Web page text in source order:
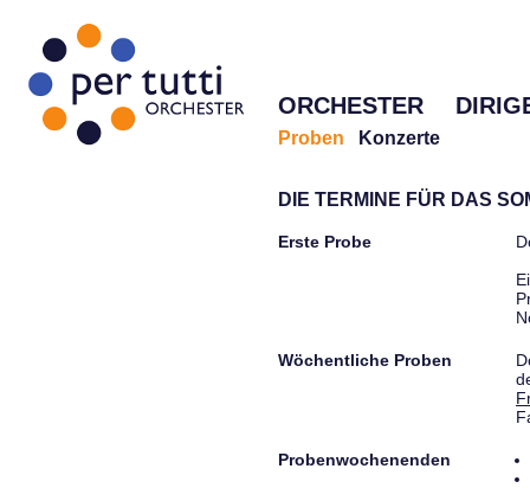
ORCHESTER
Proben Konzerte
DIE TERMINE FÜR DAS
Erste Probe
Wöchentliche Proben
Probenwochenenden